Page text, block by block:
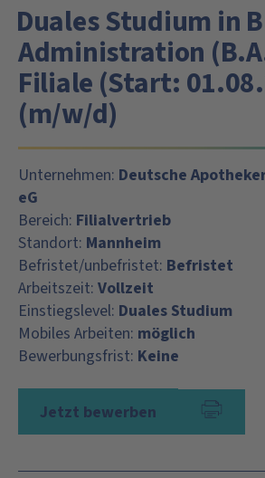
Duales Studium in Business
Administration
Filiale (Start:
(m/w/d)
Unternehmen: Deutsche
eG
Bereich: Filialvertrieb
Standort: Mannheim
Befristet/unbefristet: Befristet
Arbeitszeit: Vollzeit
Einstiegslevel: Duales Studium
Mobiles Arbeiten: möglich
Bewerbungsfrist: Keine
Jetzt bewerben